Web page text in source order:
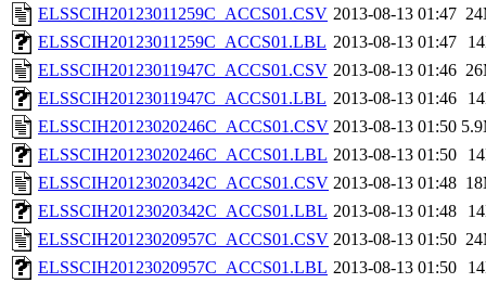
ELSSCIH20123011259C_ACCS01.CSV 2013-08-13 01:47
ELSSCIH20123011259C_ACCS01.LBL 2013-08-13 01:47
ELSSCIH20123011947C_ACCS01.CSV 2013-08-13 01:46
ELSSCIH20123011947C_ACCS01.LBL 2013-08-13 01:46
ELSSCIH20123020246C_ACCS01.CSV 2013-08-13 01:50
ELSSCIH20123020246C_ACCS01.LBL 2013-08-13 01:50
ELSSCIH20123020342C_ACCS01.CSV 2013-08-13 01:48
ELSSCIH20123020342C_ACCS01.LBL 2013-08-13 01:48
ELSSCIH20123020957C_ACCS01.CSV 2013-08-13 01:50
ELSSCIH20123020957C_ACCS01.LBL 2013-08-13 01:50